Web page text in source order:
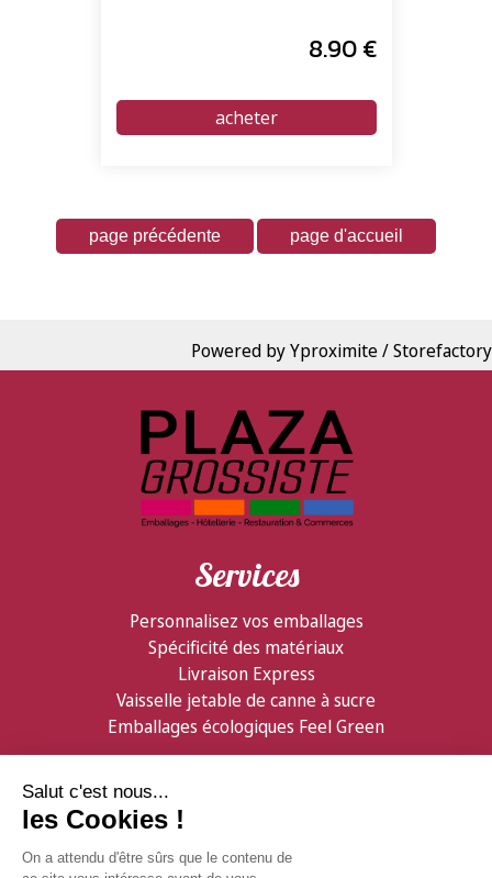
8.90€
Powered by Yproximite / Storefactory
Services
Personnalisez vos emballages
Spécificité des matériaux
Livraison Express
Vaisselle jetable de canne à sucre
Emballages écologiques Feel Green
Partenaires
Confiserie Foraine
GDB Distribution